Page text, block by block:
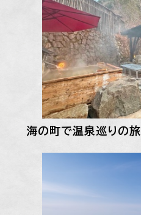
海の町で温泉巡りの旅